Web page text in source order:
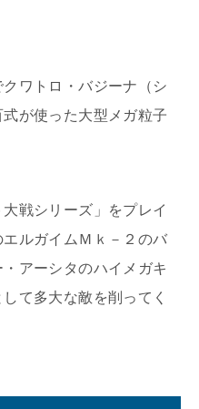
ワトロ・バジーナ（シ
が使った大型メガ粒子
戦シリーズ」をプレイ
ルガイムＭｋ－２のバ
アーシタのハイメガキ
て多大な敵を削ってく